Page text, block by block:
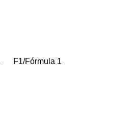
F1/Fórmula 1